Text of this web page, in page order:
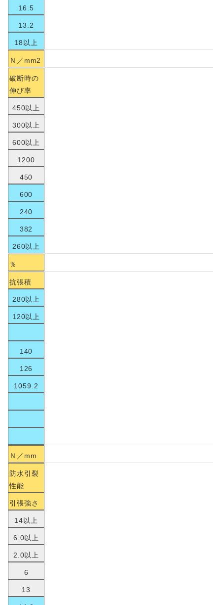
16.5
13.2
18以上
Ｎ／mm2
破断時の
伸び率
450以上
300以上
600以上
1200
450
600
240
382
260以上
％
抗張積
280以上
120以上
140
126
1059.2
Ｎ／mm
防水引裂
性能
引張強さ
14以上
6.0以上
2.0以上
6
13